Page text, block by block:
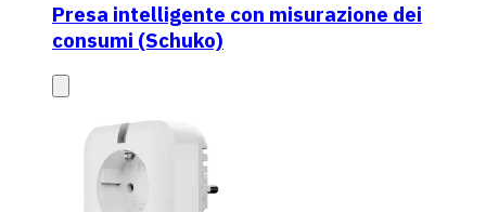
Presa intelligente con misurazione dei
consumi (Schuko)